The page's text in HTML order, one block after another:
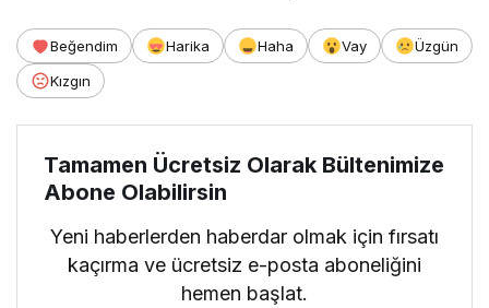
Beğendim Harika Haha Vay
Üzgün
Kızgın
Tamamen Ücretsiz Olarak Bültenimize
Abone Olabilirsin
Yeni haberlerden haberdar olmak için fırsatı
kaçırma ve ücretsiz e-posta aboneliğini
hemen başlat.